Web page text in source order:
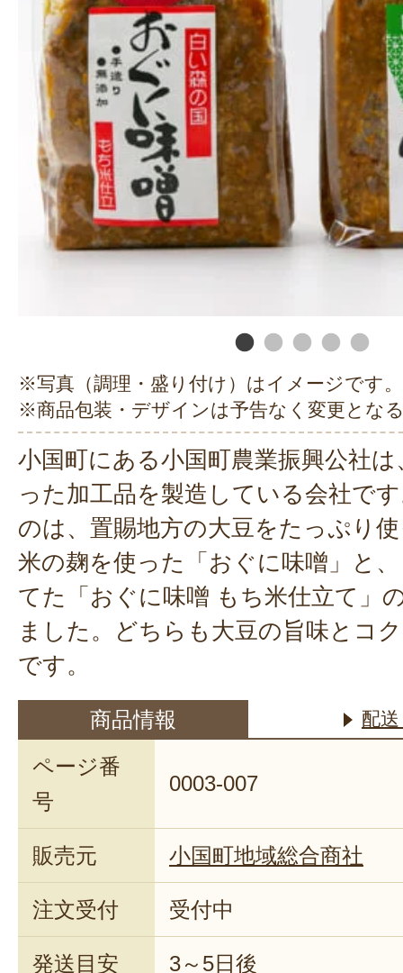
※写真（調理・盛り付け）はイメージです。
※商品包装・デザインは予告なく変更とな
小国町にある小国町農業振興公社
った加工品を製造している会社で
のは、置賜地方の大豆をたっぷり
米の麹を使った「おぐに味噌」と
てた「おぐに味噌 もち米仕立て」
ました。どちらも大豆の旨味とコ
です。
商品情報 配
ページ番
号
0003-007
販売元 小国町地域総合商社
注文受付 受付中
発送目安 3～5日後